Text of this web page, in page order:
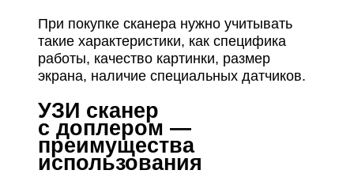
При покупке сканера нужно учитывать
такие характеристики, как специфика
работы, качество картинки, размер
экрана, наличие специальных датчиков.
УЗИ сканер
с доплером —
преимущества
использования